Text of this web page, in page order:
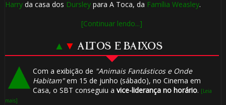
Harryda casa dos Dursleypara A Toca, da Família Weasley.
[Continuar lendo...]
▲ ▼ ALTOS E BAIXOS
Com a exibição de "Animais Fantásticos e Onde
Habitam"em 15 de junho (sábado), no Cinema em
Casa, o SBT conseguiu a vice-liderança no horário. [Leia
mais]